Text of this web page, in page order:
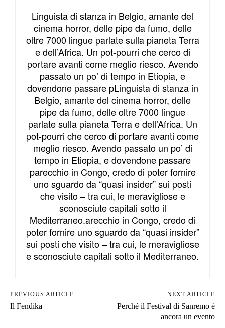
Linguista di stanza in Belgio, amante del
cinema horror, delle pipe da fumo, delle
oltre 7000 lingue parlate sulla pianeta Terra
e dell’Africa. Un pot-pourri che cerco di
portare avanti come meglio riesco. Avendo
passato un po’ di tempo in Etiopia, e
dovendone passare pLinguista di stanza in
Belgio, amante del cinema horror, delle
pipe da fumo, delle oltre 7000 lingue
parlate sulla pianeta Terra e dell’Africa. Un
pot-pourri che cerco di portare avanti come
meglio riesco. Avendo passato un po’ di
tempo in Etiopia, e dovendone passare
parecchio in Congo, credo di poter fornire
uno sguardo da “quasi insider” sui posti
che visito – tra cui, le meravigliose e
sconosciute capitali sotto il
Mediterraneo.arecchio in Congo, credo di
poter fornire uno sguardo da “quasi insider”
sui posti che visito – tra cui, le meravigliose
e sconosciute capitali sotto il Mediterraneo.
PREVIOUS ARTICLE
Il Fendika
NEXT ARTICLE
Perché il Festival di Sanremo è
ancora un evento